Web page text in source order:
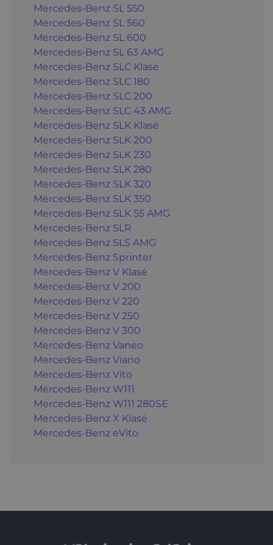
Mercedes-Benz SL 550
Mercedes-Benz SL 560
Mercedes-Benz SL 600
Mercedes-Benz SL 63 AMG
Mercedes-Benz SLC Klasė
Mercedes-Benz SLC 180
Mercedes-Benz SLC 200
Mercedes-Benz SLC 43 AMG
Mercedes-Benz SLK Klasė
Mercedes-Benz SLK 200
Mercedes-Benz SLK 230
Mercedes-Benz SLK 280
Mercedes-Benz SLK 320
Mercedes-Benz SLK 350
Mercedes-Benz SLK 55 AMG
Mercedes-Benz SLR
Mercedes-Benz SLS AMG
Mercedes-Benz Sprinter
Mercedes-Benz V Klasė
Mercedes-Benz V 200
Mercedes-Benz V 220
Mercedes-Benz V 250
Mercedes-Benz V 300
Mercedes-Benz Vaneo
Mercedes-Benz Viano
Mercedes-Benz Vito
Mercedes-Benz W111
Mercedes-Benz W111 280SE
Mercedes-Benz X Klasė
Mercedes-Benz eVito